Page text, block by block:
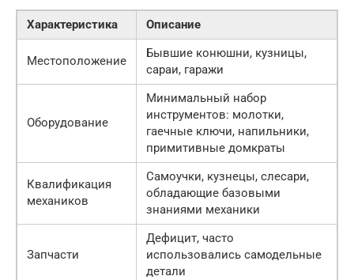
Характеристика Описание
Местоположение
Бывшие конюшни, кузницы,
сараи, гаражи
Оборудование
Минимальный набор
инструментов: молотки,
гаечные ключи, напильники,
примитивные домкраты
Квалификация
механиков
Самоучки, кузнецы, слесари,
обладающие базовыми
знаниями механики
Запчасти
Дефицит, часто
использовались самодельные
детали